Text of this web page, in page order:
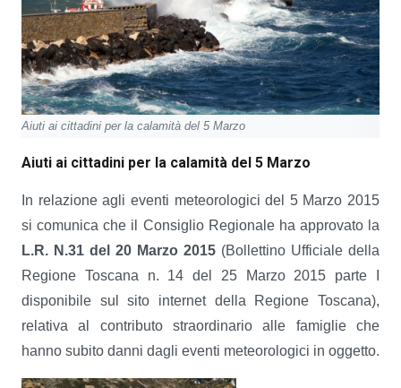
Aiuti ai cittadini per la calamità del 5 Marzo
Aiuti ai cittadini per la calamità del 5 Marzo
In relazione agli eventi meteorologici del 5 Marzo 2015
si comunica che il Consiglio Regionale ha approvato la
L.R. N.31 del 20 Marzo 2015 (Bollettino Ufficiale della
Regione Toscana n. 14 del 25 Marzo 2015 parte I
disponibile sul sito internet della Regione Toscana),
relativa al contributo straordinario alle famiglie che
hanno subito danni dagli eventi meteorologici in oggetto.